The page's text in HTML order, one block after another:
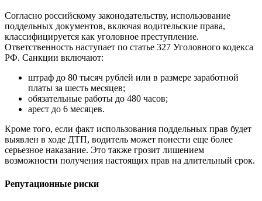
Согласно российскому законодательству, использование
поддельных документов, включая водительские права,
классифицируется как уголовное преступление.
Ответственность наступает по статье 327 Уголовного кодекса
РФ. Санкции включают:
штраф до 80 тысяч рублей или в размере заработной
платы за шесть месяцев;
обязательные работы до 480 часов;
арест до 6 месяцев.
Кроме того, если факт использования поддельных прав будет
выявлен в ходе ДТП, водитель может понести еще более
серьезное наказание. Это также грозит лишением
возможности получения настоящих прав на длительный срок.
Репутационные риски